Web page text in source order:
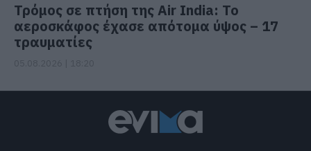
Τρόμος σε πτήση της Air India: Το
αεροσκάφος έχασε απότομα ύψος – 17
τραυματίες